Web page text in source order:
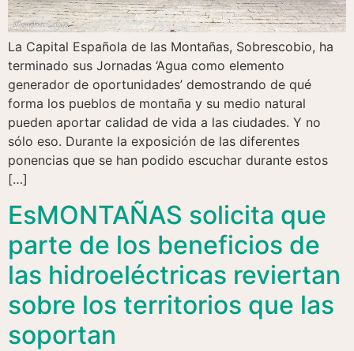
La Capital Española de las Montañas, Sobrescobio, ha
terminado sus Jornadas ‘Agua como elemento
generador de oportunidades’ demostrando de qué
forma los pueblos de montaña y su medio natural
pueden aportar calidad de vida a las ciudades. Y no
sólo eso. Durante la exposición de las diferentes
ponencias que se han podido escuchar durante estos
[…]
EsMONTAÑAS solicita que
parte de los beneficios de
las hidroeléctricas reviertan
sobre los territorios que las
soportan